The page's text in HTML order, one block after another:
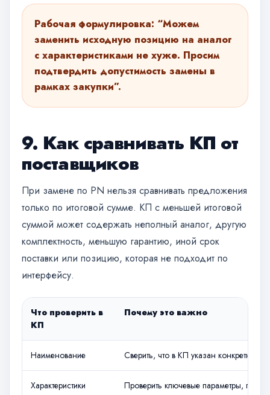
Рабочая формулировка: “Можем
заменить исходную позицию на аналог
с характеристиками не хуже. Просим
подтвердить допустимость замены в
рамках закупки”.
9. Как сравнивать КП от
поставщиков
При замене по PN нельзя сравнивать предложения
только по итоговой сумме. КП с меньшей итоговой
суммой может содержать неполный аналог, другую
комплектность, меньшую гарантию, иной срок
поставки или позицию, которая не подходит по
интерфейсу.
Что проверить в
КП
Почему это важно
Наименование Сверить, что в КП указан конкретный
Характеристики Проверить ключевые параметры, по